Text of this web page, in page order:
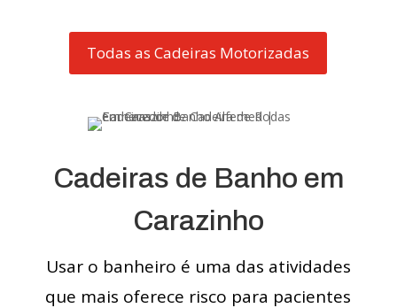
Todas as Cadeiras Motorizadas
Cadeiras de Banho em
Carazinho
Usar o banheiro é uma das atividades
que mais oferece risco para pacientes